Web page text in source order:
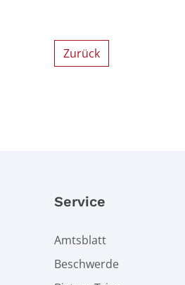
Zurück
Service
Amtsblatt
Beschwerde